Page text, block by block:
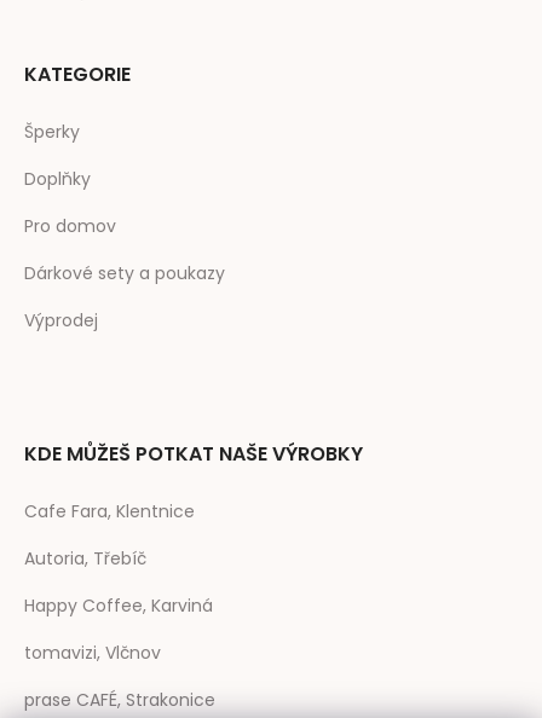
KATEGORIE
Šperky
Doplňky
Pro domov
Dárkové sety a poukazy
Výprodej
KDE MŮŽEŠ POTKAT NAŠE VÝROBKY
Cafe Fara, Klentnice
Autoria, Třebíč
Happy Coffee, Karviná
tomavizi, Vlčnov
prase CAFÉ, Strakonice